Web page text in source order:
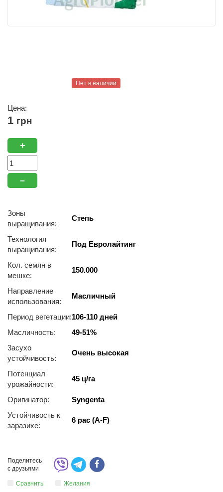
Нет в наличии
Цена:
1 грн
+
–
Зоны
выращивания:
Степь
Технология
выращивания:
Под Евролайтинг
Кол. семян в
мешке:
150.000
Направление
использования:
Масличный
Период вегетации:106-110 дней
Масличность:
49-51%
3acуxo
уcтoйчивocть:
Очень высокая
Потенциал
урожайности:
45 ц/га
Оригинатор:
Syngenta
Устойчивость к
заразихе:
6 рас (A-F)
Поделитесь
с друзьями
Сравнить Желания